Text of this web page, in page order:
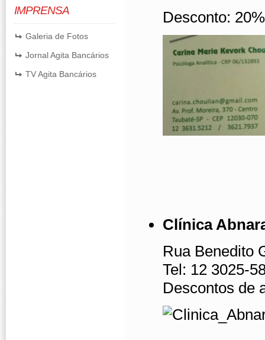
IMPRENSA
Galeria de Fotos
Jornal Agita Bancários
TV Agita Bancários
Desconto: 20%
Clínica
Rua Benedito
Tel: 12 3025-
Descontos de